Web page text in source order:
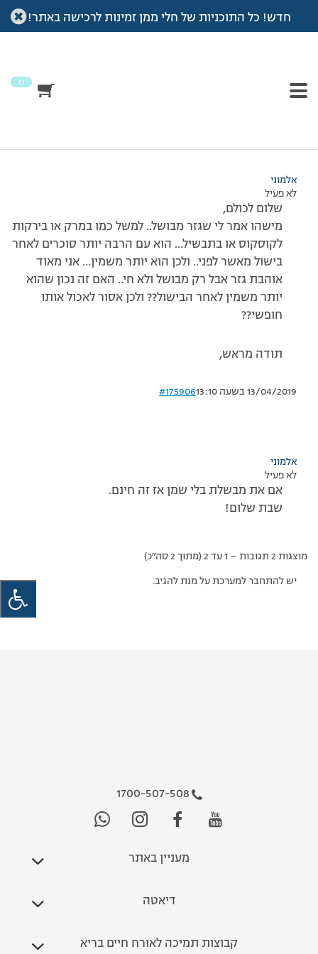
חדש! כל התוכניות של חלי ממן זמינות לרכישה באתר!
0
עמוד הבית >דיונים>פורום >שאלה חשובה!!
מוצגות 2 תגובות – 1 עד 2 (מתוך 2 סה״כ)
אלמוני
לא פעיל
שלום לכולם,
מישהו אמר לי שגזר מבושל.. למשל כמו במרק או בירקות
לקוסקוס או בתבשיל… הוא עם הרבה יותר סוכרים לאחר
בישול מאשר לפני.. ולכן הוא יותר משמין… אני מאוד
אוהבת גזר אבל רק מבושל ולא חי.. האם זה נכון שהוא
יותר משמין לאחר הבישול?? ולכן אסור לאכול אותו
חופשי??
תודה מראש,
13/04/2019 בשעה 13:10 #175906
אלמוני
לא פעיל
אם את מבשלת בלי שמן אז זה חינם.
שבת שלום!
מוצגות 2 תגובות – 1 עד 2 (מתוך 2 סה״כ)
יש להתחבר למערכת על מנת להגיב.
1700-507-508
מעניין באתר
דיאטה
קבוצות תמיכה לאורח חיים בריא